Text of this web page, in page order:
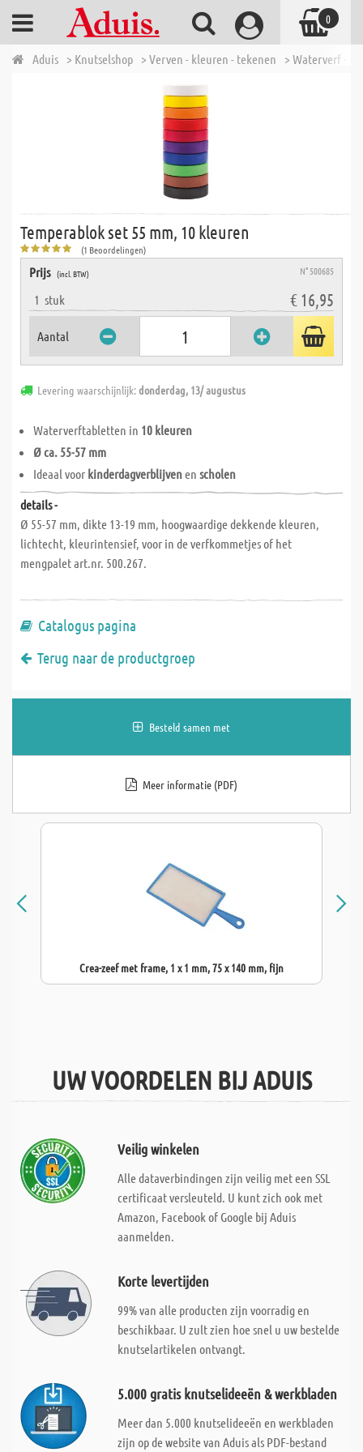
Aduis > Knutselshop > Verven - kleuren - tekenen > Waterverf -
Temperablok set 55 mm, 10 kleuren
(1 Beoordelingen)
Prijs (incl. BTW) N° 500685
1 stuk € 16,95
Aantal
Levering waarschijnlijk:donderdag, 13/ augustus
Waterverftabletten in 10 kleuren
Ø ca. 55-57 mm
Ideaal voor kinderdagverblijvenen scholen
details -
Ø 55-57 mm, dikte 13-19 mm, hoogwaardige dekkende kleuren,
lichtecht, kleurintensief, voor in de verfkommetjes of het
mengpalet art.nr. 500.267.
Catalogus pagina
Terug naar de productgroep
Besteld samen met
Meer informatie (PDF)
Crea-zeef met frame, 1 x 1 mm, 75 x 140 mm, fijn
UW VOORDELEN BIJ ADUIS
Veilig winkelen
Alle dataverbindingen zijn veilig met een SSL
certificaat versleuteld. U kunt zich ook met
Amazon, Facebook of Google bij Aduis
aanmelden.
Korte levertijden
99% van alle producten zijn voorradig en
beschikbaar. U zult zien hoe snel u uw bestelde
knutselartikelen ontvangt.
5.000 gratis knutselideeën & werkbladen
Meer dan 5.000 knutselideeën en werkbladen
zijn op de website van Aduis als PDF-bestand
0